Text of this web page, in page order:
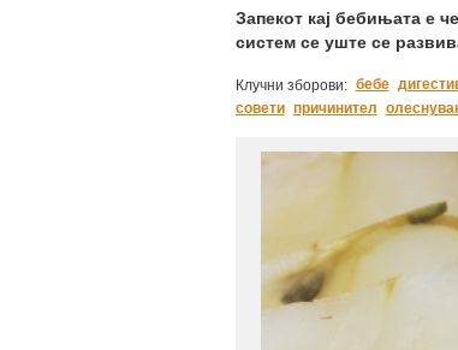
Запекот кај бебињата е
систем сe уште се
Клучни зборови: бебе
совети причинител